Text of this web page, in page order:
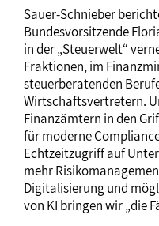
Sauer-Schnieber
Bundesvorsitzende
in der „Steuerwelt“
Fraktionen, im
steuerberatenden
Wirtschaftsvertretern.
Finanzämtern in den
für moderne
Echtzeitzugriff auf
mehr
Digitalisierung und
von KI bringen wir „die